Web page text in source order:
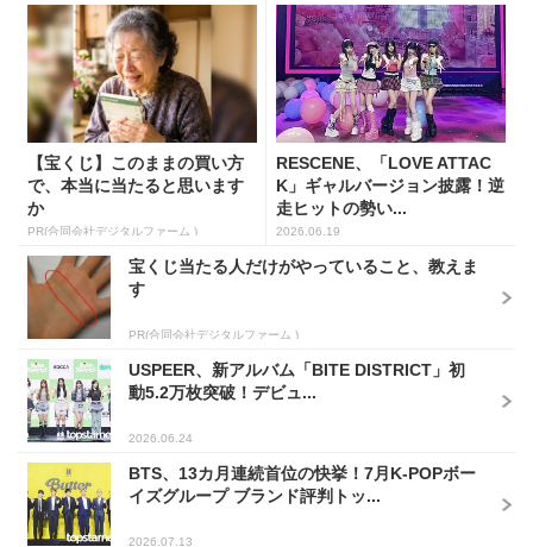
【宝くじ】このままの買い方
で、本当に当たると思います
か
PR(合同会社デジタルファーム )
RESCENE、「LOVE ATTAC
K」ギャルバージョン披露！逆
走ヒットの勢い...
2026.06.19
宝くじ当たる人だけがやっていること、教えま
す
PR(合同会社デジタルファーム )
USPEER、新アルバム「BITE DISTRICT」初
動5.2万枚突破！デビュ...
2026.06.24
BTS、13カ月連続首位の快挙！7月K-POPボー
イズグループ ブランド評判トッ...
2026.07.13